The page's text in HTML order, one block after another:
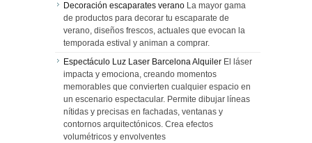
Decoración escaparates verano La mayor gama
de productos para decorar tu escaparate de
verano, diseños frescos, actuales que evocan la
temporada estival y animan a comprar.
Espectáculo Luz Laser Barcelona Alquiler El láser
impacta y emociona, creando momentos
memorables que convierten cualquier espacio en
un escenario espectacular. Permite dibujar líneas
nítidas y precisas en fachadas, ventanas y
contornos arquitectónicos. Crea efectos
volumétricos y envolventes